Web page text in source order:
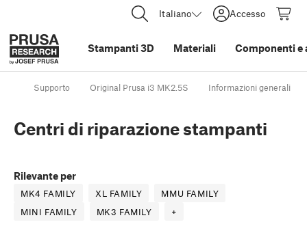
Italiano Accesso
Stampanti 3D Materiali Componenti e
Supporto Original Prusa i3 MK2.5S Informazioni generali
Centri di riparazione stampanti
Rilevante per
MK4 FAMILY XL FAMILY
MMU FAMILY
MINI FAMILY
MK3 FAMILY +